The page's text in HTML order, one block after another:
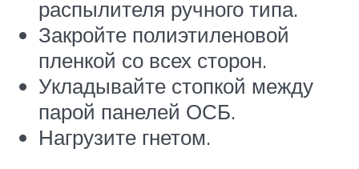
распылителя ручного типа.
Закройте полиэтиленовой
пленкой со всех сторон.
Укладывайте стопкой между
парой панелей ОСБ.
Нагрузите гнетом.